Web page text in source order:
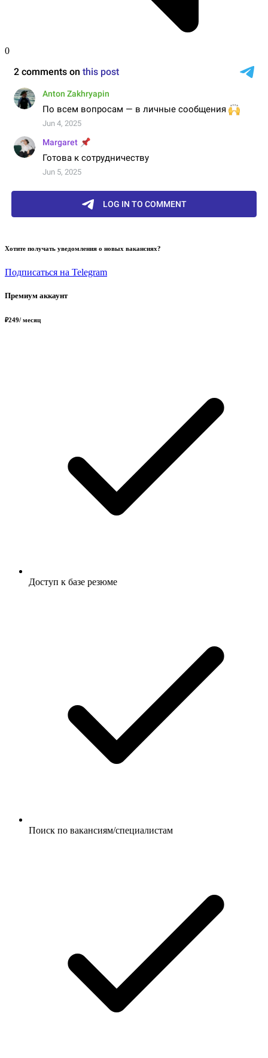
0
Хотите получать уведомления о новых вакансиях?
Подписаться на Telegram
Премиум аккаунт
₽249/ месяц
Доступ к базе резюме
Поиск по вакансиям/специалистам